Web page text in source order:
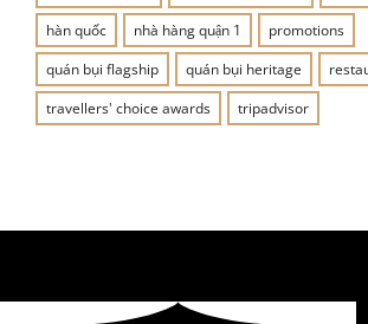
hàn quốc
nhà hàng quận 1
promotions
quán bụi flagship
quán bụi heritage
travellers' choice awards
tripadvisor